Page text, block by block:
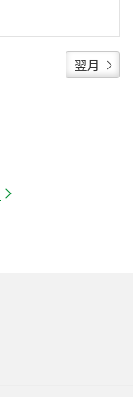
翌月